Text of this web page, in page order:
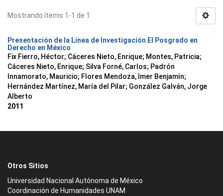
Mostrando ítems 1-1 de 1
Presentación de la Línea de Investigación El Posgrado en
Derecho en México
Fix Fierro, Héctor; Cáceres Nieto, Enrique; Montes, Patricia;
Cáceres Nieto, Enrique; Silva Forné, Carlos; Padrón
Innamorato, Mauricio; Flores Mendoza, Imer Benjamín;
Hernández Martínez, María del Pilar; González Galván, Jorge
Alberto
2011
Otros Sitios
Universidad Nacional Autónoma de México
Coordinación de Humanidades UNAM